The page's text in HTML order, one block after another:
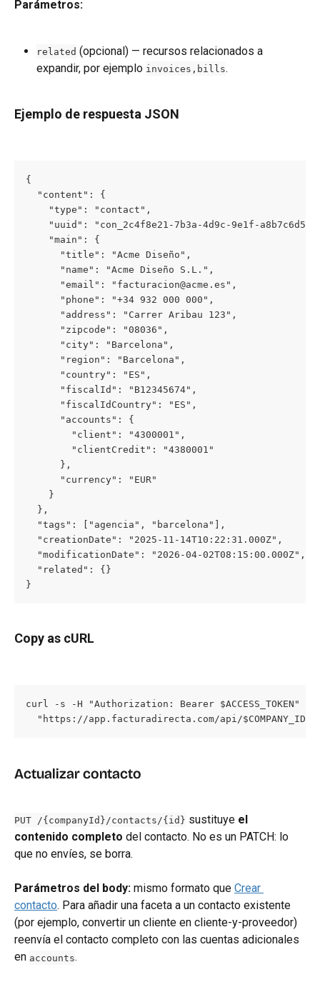
Parámetros:
related (opcional) — recursos relacionados a
expandir, por ejemplo invoices,bills.
Ejemplo de respuesta JSON
{
  "content": {
    "type": "contact",
"uuid": "con_2c4f8e21-7b3a-4d9c-9e1f-
    "main": {
      "title": "Acme Diseño",
      "name": "Acme Diseño S.L.",
      "email": "facturacion@acme.es",
      "phone": "+34 932 000 000",
      "address": "Carrer Aribau 123",
      "zipcode": "08036",
      "city": "Barcelona",
      "region": "Barcelona",
      "country": "ES",
      "fiscalId": "B12345674",
      "fiscalIdCountry": "ES",
      "accounts": {
        "client": "4300001",
        "clientCredit": "4380001"
      },
      "currency": "EUR"
    }
  },
  "tags": ["agencia", "barcelona"],
  "creationDate": "2025-11-14T10:22:31.000Z",
  "modificationDate": "2026-04-02T08:15:00.000Z",
  "related": {}
}
Copy as cURL
curl -s -H "Authorization: Bearer $ACCESS_TOKEN" \
"https://app.facturadirecta.com/api/$COMPANY_ID/
Actualizar contacto
PUT /{companyId}/contacts/{id} sustituye el
contenido completo del contacto. No es un PATCH: lo
que no envíes, se borra.
Parámetros del body: mismo formato que Crear
contacto. Para añadir una faceta a un contacto existente
(por ejemplo, convertir un cliente en cliente-y-proveedor)
reenvía el contacto completo con las cuentas adicionales
en accounts.